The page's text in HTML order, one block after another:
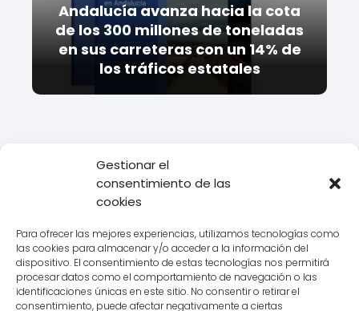
Gestionar el
consentimiento de las
cookies
Para ofrecer las mejores experiencias, utilizamos tecnologías como
las cookies para almacenar y/o acceder a la información del
dispositivo. El consentimiento de estas tecnologías nos permitirá
procesar datos como el comportamiento de navegación o las
identificaciones únicas en este sitio. No consentir o retirar el
consentimiento, puede afectar negativamente a ciertas
Andalucía avanza hacia la cota
de los 300 millones de toneladas
en sus carreteras con un 14% de
los tráficos estatales
Empresas de transporte
Conoce los
servicios de transporte CBL: eficiencia y calidad en tus envíos
Aviso legal